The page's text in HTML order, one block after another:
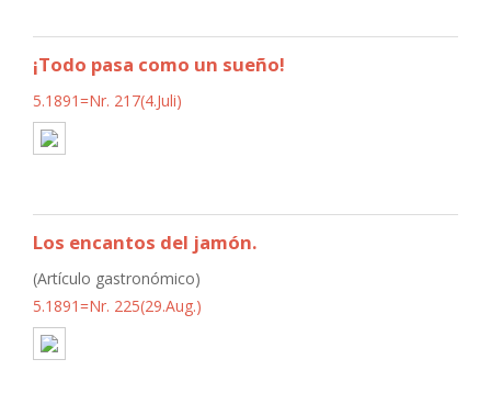
¡Todo pasa como un sueño!
5.1891=Nr. 217(4.Juli)
Los encantos del jamón.
(Artículo gastronómico)
5.1891=Nr. 225(29.Aug.)